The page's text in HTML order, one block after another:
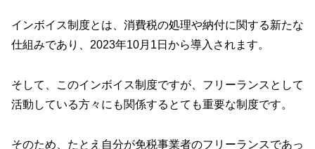
インボイス制度とは、消費税の処理や納付に関する新たな
仕組みであり、2023年10月1日から導入されます。
そして、このインボイス制度ですが、フリーランスとして
活動している方々にも関係するとても重要な制度です。
そのため、たとえ自分が免税事業者のフリーランスであっ